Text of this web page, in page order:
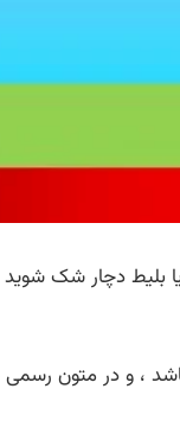
بلیط دچار شک
، و در متون رسمی